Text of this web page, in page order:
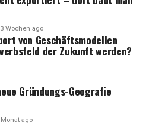
3 Wochen ago
von Geschäftsmodellen
der Zukunft werden?
Gründungs-Geografie
Monat ago